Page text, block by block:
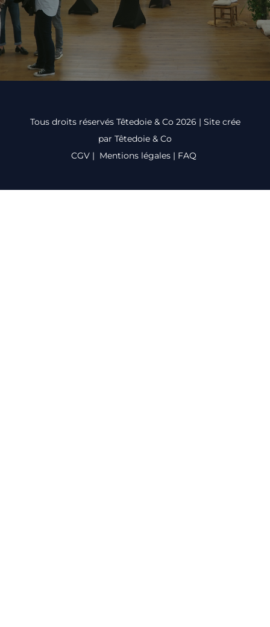
Tous droits réservés Têtedoie & Co 2026 | Site crée
par Têtedoie & Co
CGV | Mentions légales | FAQ